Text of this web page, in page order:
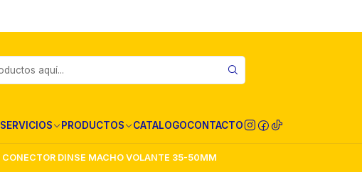
SERVICIOS PRODUCTOS CATALOGOCONTACTO
CONECTOR DINSE MACHO VOLANTE 35-50MM